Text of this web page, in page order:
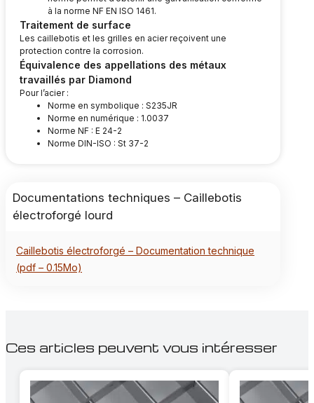
à la norme NF EN ISO 1461.
Traitement de surface
Les caillebotis et les grilles en acier reçoivent une
protection contre la corrosion.
Équivalence des appellations des métaux
travaillés par Diamond
Pour l’acier :
Norme en symbolique : S235JR
Norme en numérique : 1.0037
Norme NF : E 24-2
Norme DIN-ISO : St 37-2
Documentations techniques – Caillebotis
électroforgé lourd
Caillebotis électroforgé – Documentation technique
(pdf – 0.15Mo)
Ces articles peuvent vous intéresser